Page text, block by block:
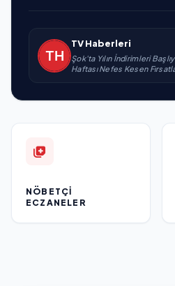
TV Haberleri
Şok'ta Yılın İndirimleri
Haftası Nefes Kesen
NÖBETÇI
ECZANELER